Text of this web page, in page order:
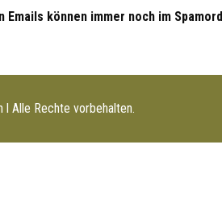
Emails können immer noch im
Alle Rechte vorbehalten.